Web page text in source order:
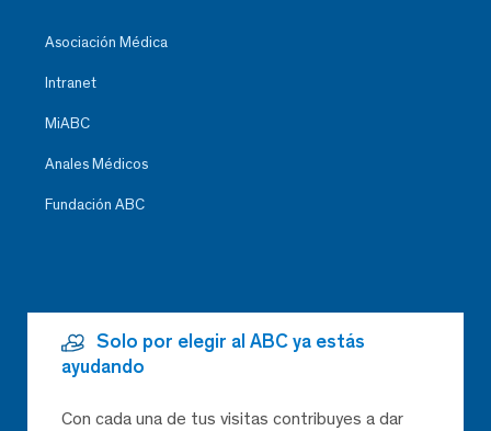
Asociación Médica
Intranet
MiABC
Anales Médicos
Fundación ABC
Solo por elegir al ABC ya estás
ayudando
Con cada una de tus visitas contribuyes a dar